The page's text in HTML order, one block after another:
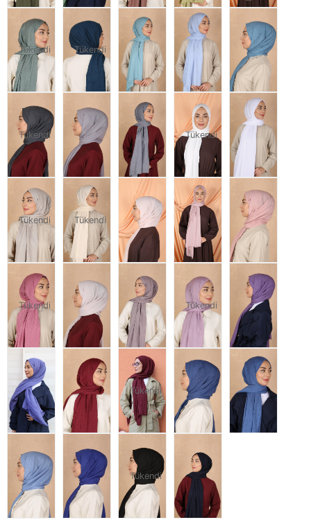
Tükendi Tükendi
Tükendi Tükendi
Tükendi Tükendi
Tükendi Tükendi
Tükendi
Tükendi